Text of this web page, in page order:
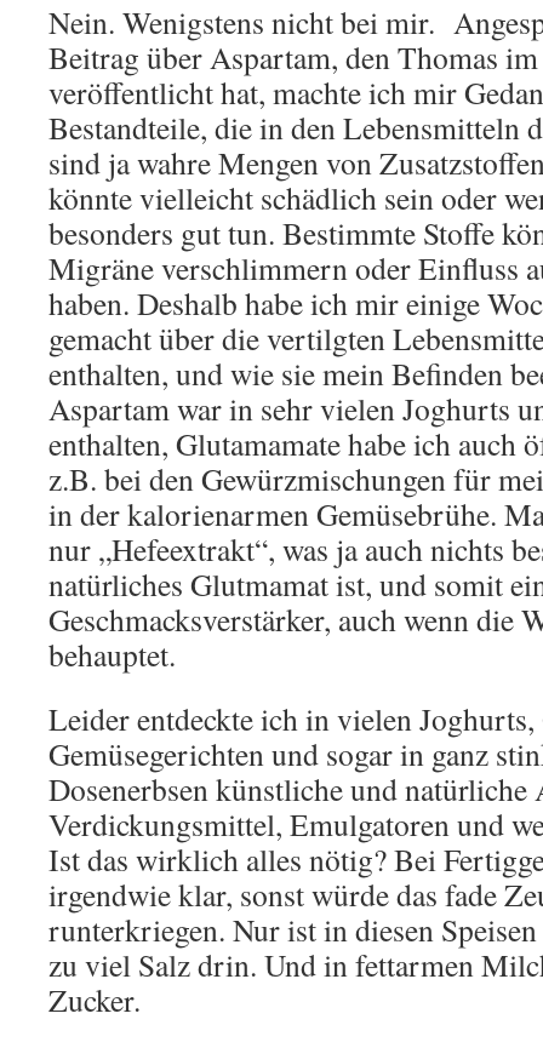
Nein. Wenigstens nicht bei mir.
Beitrag über Aspartam, den Thomas
veröffentlicht hat, machte ich mir
Bestandteile, die in den Lebensmitteln
sind ja wahre Mengen von
könnte vielleicht schädlich sein oder
besonders gut tun. Bestimmte Stoffe
Migräne verschlimmern oder Einfluss
haben. Deshalb habe ich mir einige
gemacht über die vertilgten
enthalten, und wie sie mein Befinden
Aspartam war in sehr vielen Joghurts
enthalten, Glutamamate habe ich auch
z.B. bei den Gewürzmischungen für
in der kalorienarmen Gemüsebrühe.
nur „Hefeextrakt“, was ja auch nichts
natürliches Glutmamat ist, und somit
Geschmacksverstärker, auch wenn die
behauptet.
Leider entdeckte ich in vielen Joghurts,
Gemüsegerichten und sogar in ganz
Dosenerbsen künstliche und natürliche
Verdickungsmittel, Emulgatoren und
Ist das wirklich alles nötig? Bei
irgendwie klar, sonst würde das fade
runterkriegen. Nur ist in diesen
zu viel Salz drin. Und in fettarmen
Zucker.